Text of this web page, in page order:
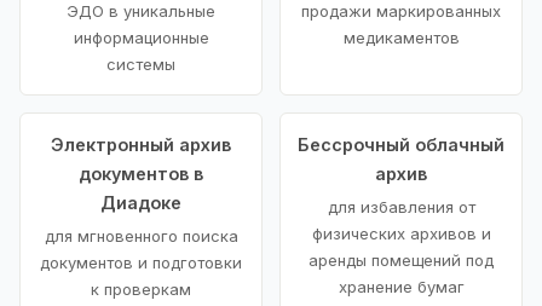
ЭДО в уникальные
информационные
системы
продажи маркированных
медикаментов
Электронный архив
документов в
Диадоке
для мгновенного поиска
документов и подготовки
к проверкам
Бессрочный облачный
архив
для избавления от
физических архивов и
аренды помещений под
хранение бумаг